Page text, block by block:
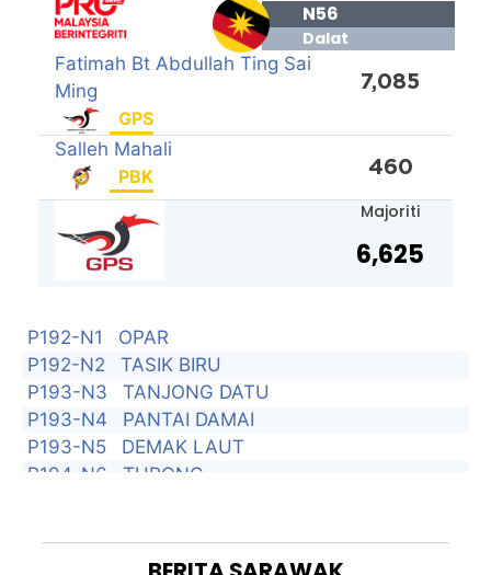
P192-N1
OPAR
P192-N2
TASIK BIRU
P193-N3
TANJONG DATU
P193-N4
PANTAI DAMAI
P193-N5
DEMAK LAUT
P194-N6
TUPONG
N56
Dalat
Fatimah Bt Abdullah Ting Sai
Ming
GPS
7,085
Salleh Mahali
PBK
460
Majoriti
6,625